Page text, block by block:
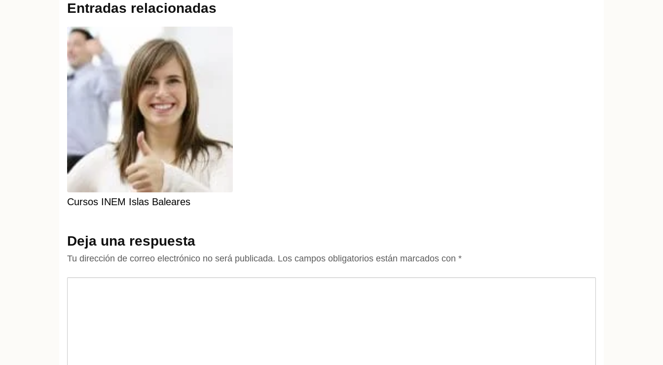
Entradas relacionadas
Cursos INEM Islas Baleares
Deja una respuesta
Tu dirección de correo electrónico no será publicada. Los campos obligatorios están marcados con *